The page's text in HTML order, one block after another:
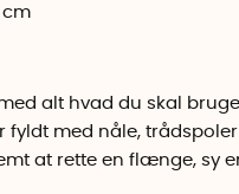
cm
med alt hvad du skal
fyldt med nåle,
at rette en flænge, sy